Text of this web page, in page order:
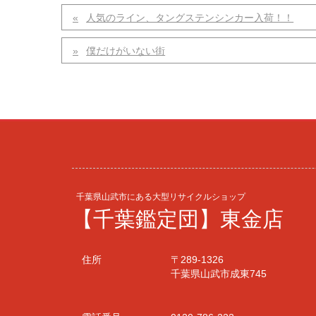
人気のライン、タングステンシンカー入荷！！
僕だけがいない街
千葉県山武市にある大型リサイクルショップ
【千葉鑑定団】東金店
住所
〒289-1326
千葉県山武市成東745